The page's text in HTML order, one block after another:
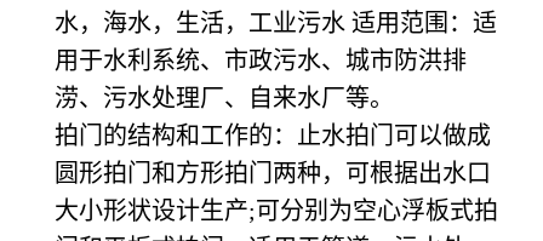
水，海水，生活，工业污水 适用范围：适
用于水利系统、市政污水、城市防洪排
涝、污水处理厂、自来水厂等。
拍门的结构和工作的：止水拍门可以做成
圆形拍门和方形拍门两种，可根据出水口
大小形状设计生产;可分别为空心浮板式拍